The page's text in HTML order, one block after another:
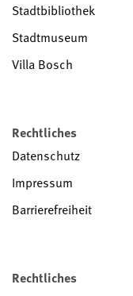
Stadtbibliothek
Stadtmuseum
Villa Bosch
Rechtliches
Datenschutz
Impressum
Barrierefreiheit
Rechtliches